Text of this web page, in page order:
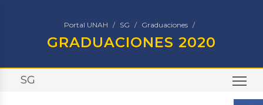
Portal UNAH SG Graduaciones
GRADUACIONES 2020
SG